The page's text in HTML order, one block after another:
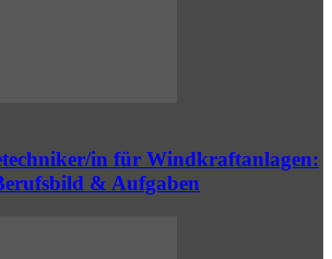
in für Windkraftanlagen:
& Aufgaben